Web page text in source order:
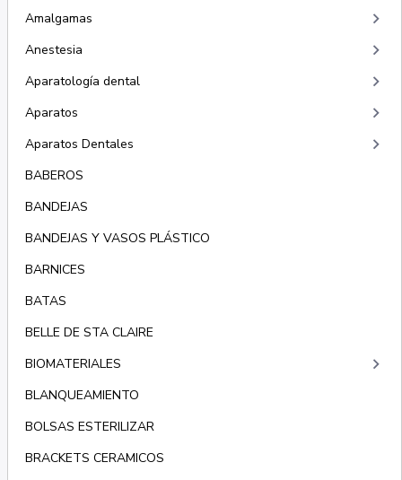
Amalgamas keyboard_arrow_right
Anestesia keyboard_arrow_right
Aparatología dental keyboard_arrow_right
Aparatos keyboard_arrow_right
Aparatos Dentales keyboard_arrow_right
BABEROS
BANDEJAS
BANDEJAS Y VASOS PLÁSTICO
BARNICES
BATAS
BELLE DE STA CLAIRE
BIOMATERIALES
keyboard_arrow_right
BLANQUEAMIENTO
BOLSAS ESTERILIZAR
BRACKETS CERAMICOS